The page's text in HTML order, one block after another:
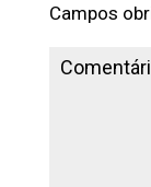
Campos